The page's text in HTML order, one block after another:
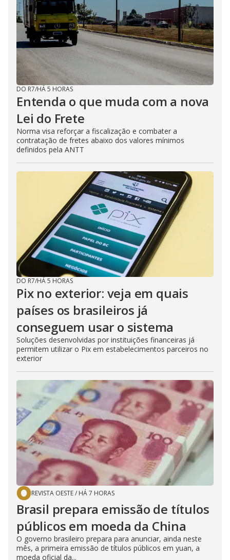
DO R7/HÁ 5 HORAS
Entenda o que muda com a nova
Lei do Frete
Norma visa reforçar a fiscalização e combater a
contratação de fretes abaixo dos valores mínimos
definidos pela ANTT
DO R7/HÁ 5 HORAS
Pix no exterior: veja em quais
países os brasileiros já
conseguem usar o sistema
Soluções desenvolvidas por instituições financeiras já
permitem utilizar o Pix em estabelecimentos parceiros no
exterior
REVISTA OESTE/ HÁ 7 HORAS
Brasil prepara emissão de títulos
públicos em moeda da China
O governo brasileiro prepara para anunciar, ainda neste
mês, a primeira emissão de títulos públicos em yuan, a
moeda oficial da...